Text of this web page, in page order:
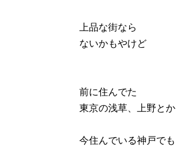
上品な街なら
ないかもやけど
前に住んでた
東京の浅草、上野とか
今住んでいる神戸でも